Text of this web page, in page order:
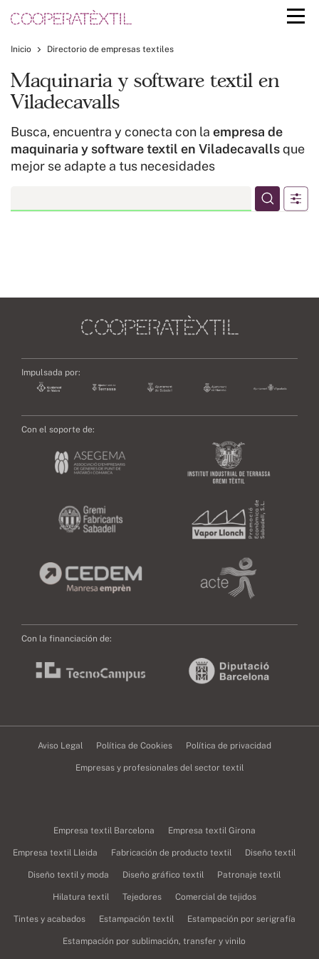
Inicio Directorio de empresas textiles
Maquinaria y software textil en
Viladecavalls
Busca, encuentra y conecta con la empresa de
maquinaria y software textil en Viladecavallsque
mejor se adapte a tus necesidades
Impulsada por:
Con el soporte de:
Con la financiación de:
Aviso Legal Política de Cookies Política de privacidad
Empresas y profesionales del sector textil
Empresa textil Barcelona Empresa textil Girona
Empresa textil Lleida Fabricación de producto textil Diseño textil
Diseño textil y moda Diseño gráfico textil Patronaje textil
Hilatura textil Tejedores Comercial de tejidos
Tintes y acabados Estampación textil Estampación por serigrafía
Estampación por sublimación, transfer y vinilo